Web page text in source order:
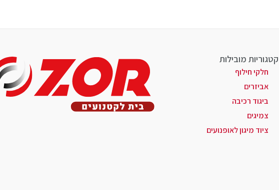
קטגוריות מובילות
חלקי חילוף
אביזרים
ביגוד רכיבה
צמיגים
ציוד מיגון לאופנועים